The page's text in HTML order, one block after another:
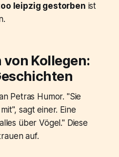
leipzig gestorben ist
Kollegen:
Petras Humor. "Sie
sagt einer. Eine
über Vögel." Diese
auf.